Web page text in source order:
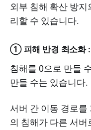
외부 침해 확산 방지
리할 수 있습니다.
① 피해 반경 최소화 :
침해를 0으로 만들
만들 수는 있습니다.
서버 간 이동 경로를
의 침해가 다른 서버